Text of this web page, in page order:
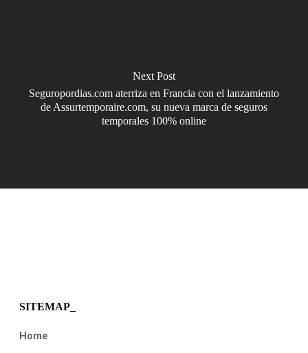
Next Post
Seguropordias.com aterriza en Francia con el lanzamiento
de Assurtemporaire.com, su nueva marca de seguros
temporales 100% online
SITEMAP_
Home